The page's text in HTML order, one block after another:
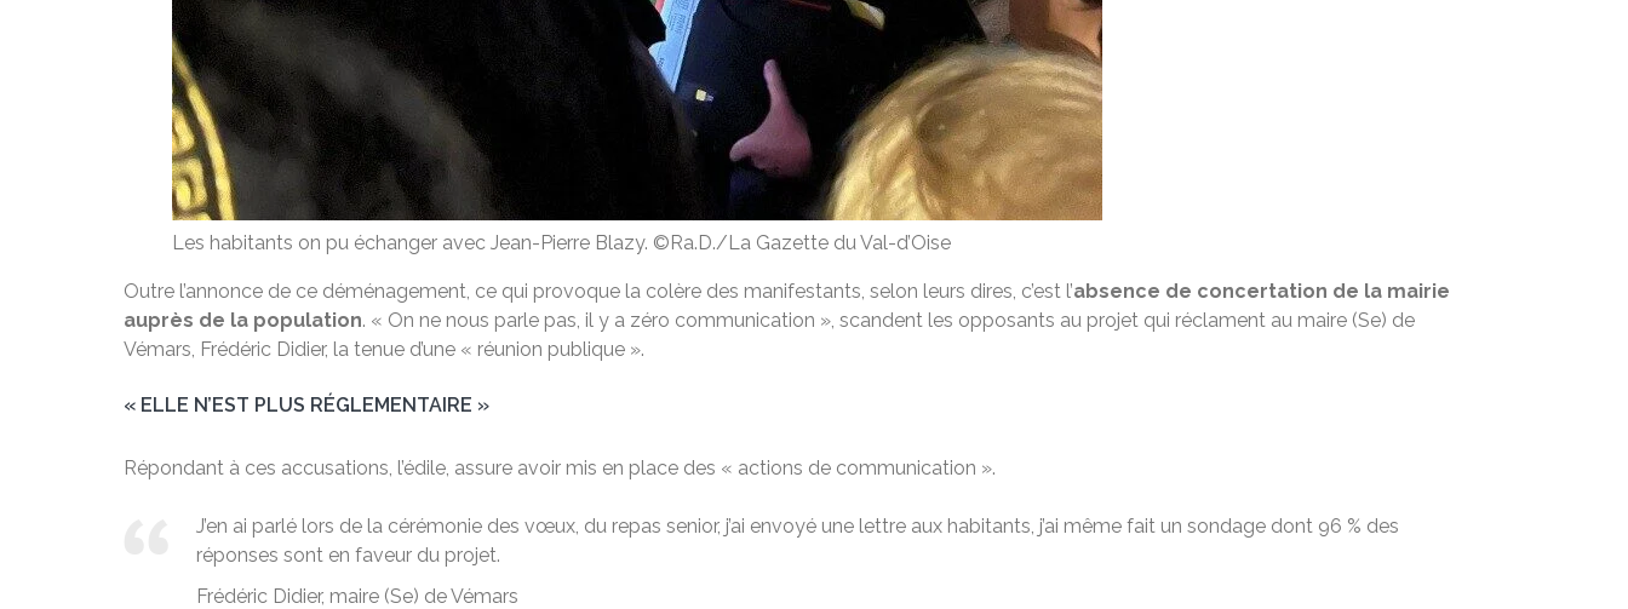
Les habitants on pu échanger avec Jean-Pierre Blazy. ©Ra.D./La Gazette du Val-d’Oise
Outre l’annonce de ce déménagement, ce qui provoque la colère des manifestants, selon leurs dires, c’est l’absence de concertation de la mairie
auprès de la population. « On ne nous parle pas, il y a zéro communication », scandent les opposants au projet qui réclament au maire (Se) de
Vémars, Frédéric Didier, la tenue d’une « réunion publique ».
« ELLE N’EST PLUS RÉGLEMENTAIRE »
Répondant à ces accusations, l’édile, assure avoir mis en place des « actions de communication ».
J’en ai parlé lors de la cérémonie des vœux, du repas senior, j’ai envoyé une lettre aux habitants, j’ai même fait un sondage dont 96 % des
réponses sont en faveur du projet.
Frédéric Didier, maire (Se) de Vémars